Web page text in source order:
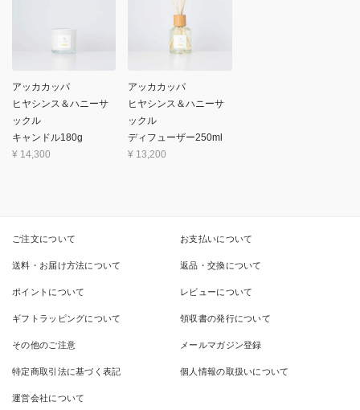
アッカカッパ
ヒヤシンス＆ハニーサ
ックル
キャンドル180g
¥ 14,300
アッカカッパ
ヒヤシンス＆ハニーサ
ックル
ディフューザー250ml
¥ 13,200
ご注文について お支払いについて
送料・お届け方法について 返品・交換について
ポイントについて レビューについて
ギフトラッピングについて 領収書の発行について
その他のご注意 メールマガジン登録
特定商取引法に基づく表記 個人情報の取扱いについて
運営会社について